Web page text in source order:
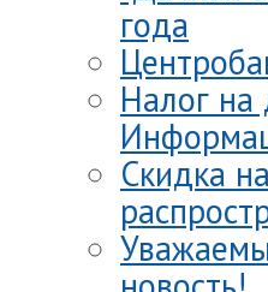
года
Налог
Скидка